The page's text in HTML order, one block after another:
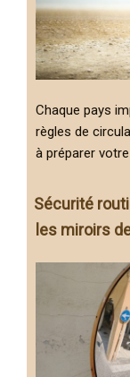
Chaque pays
règles de
à préparer
Sécurité
les miroirs